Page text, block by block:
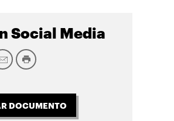
Social Media
DOCUMENTO